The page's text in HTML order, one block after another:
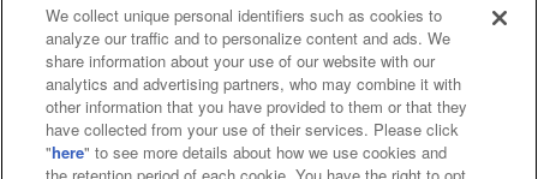
Affiliate Sustainability site policy privacy policy
Web accessibility policy and verification results
Together with our business partners
We collect unique personal identifiers such as cookies to
analyze our traffic and to personalize content and ads. We
share information about your use of our website with our
analytics and advertising partners, who may combine it with
other information that you have provided to them or that they
have collected from your use of their services. Please click
"here" to see more details about how we use cookies and